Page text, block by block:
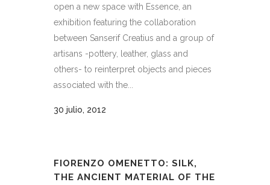
open a new space with Essence, an
exhibition featuring the collaboration
between Sanserif Creatius and a group of
artisans -pottery, leather, glass and
others- to reinterpret objects and pieces
associated with the...
30 julio, 2012
FIORENZO OMENETTO: SILK,
THE ANCIENT MATERIAL OF THE